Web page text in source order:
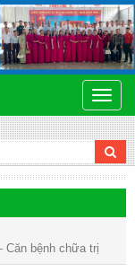
Toggle
Căn bệnh chữa trị